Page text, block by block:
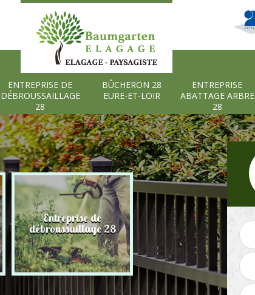
ENTREPRISE DE
DÉBROUSSAILLAGE
28
BÛCHERON 28
EURE-ET-LOIR
ENTREPRISE
ABATTAGE ARBRE
28
Entreprise de
débroussaillage 28
Bûcheron 28 Eure-et-
Loir